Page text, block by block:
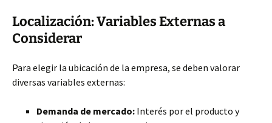
Localización: Variables Externas a
Considerar
Para elegir la ubicación de la empresa, se deben valorar
diversas variables externas:
Demanda de mercado: Interés por el producto y